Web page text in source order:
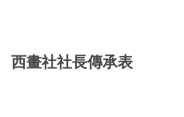
西畫社社長傳承表